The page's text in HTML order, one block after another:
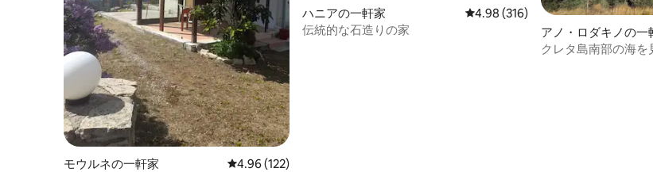
モウルネの一軒家 レビュー122件、5つ星中4.96つ星の平均評価
4.96 (122)
ハニアの一軒家 レビュー316件、5つ星中4.98つ星
4.98 (316)
伝統的な石造りの家
アノ・ロダキノの一
クレタ島南部の海